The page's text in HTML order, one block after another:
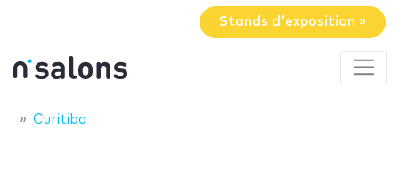
Stands d'exposition »
Curitiba